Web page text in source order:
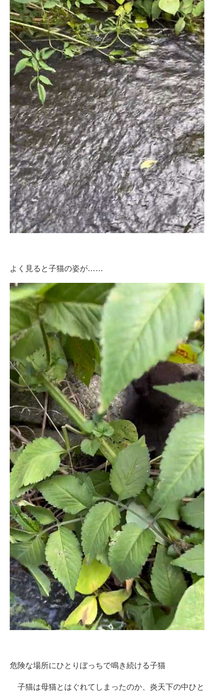
電子設計の基本と応用
エネルギーの専門メディア
建設×テクノロジーの最前線
ちょっと気になるネットの話題
よく見ると子猫の姿が……
危険な場所にひとりぼっちで鳴き続ける子猫
子猫は母猫とはぐれてしまったのか、炎天下の中ひと